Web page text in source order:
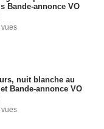
Bande-annonce VO
nuit blanche au
Bande-annonce VO